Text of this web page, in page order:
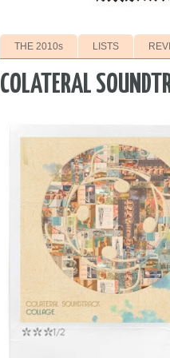
THE 2010s LISTS
COLATERAL